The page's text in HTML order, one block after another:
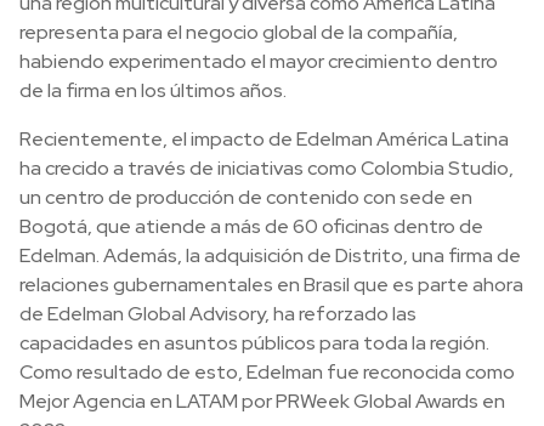
representa para el negocio global de la compañía,
habiendo experimentado el mayor crecimiento dentro
de la firma en los últimos años.
Recientemente, el impacto de Edelman América Latina
ha crecido a través de iniciativas como Colombia Studio,
un centro de producción de contenido con sede en
Bogotá, que atiende a más de 60 oficinas dentro de
Edelman. Además, la adquisición de Distrito, una firma de
relaciones gubernamentales en Brasil que es parte ahora
de Edelman Global Advisory, ha reforzado las
capacidades en asuntos públicos para toda la región.
Como resultado de esto, Edelman fue reconocida como
Mejor Agencia en LATAM por PRWeek Global Awards en